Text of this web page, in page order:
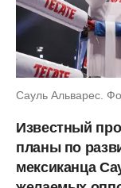
Сауль Альварес.
Известный
планы по
мексиканца